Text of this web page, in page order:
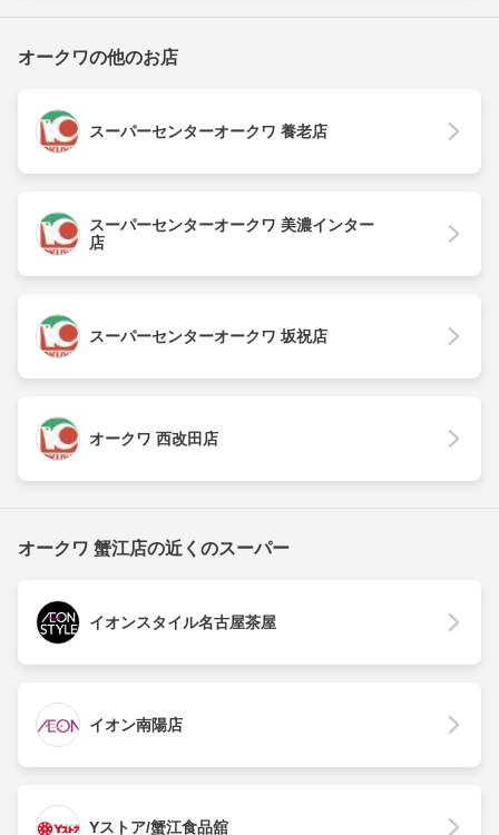
オークワの他のお店
スーパーセンターオークワ 養老店
スーパーセンターオークワ 美濃インター
店
スーパーセンターオークワ 坂祝店
オークワ 西改田店
オークワ 蟹江店の近くのスーパー
イオンスタイル名古屋茶屋
イオン南陽店
Yストア/蟹江食品舘